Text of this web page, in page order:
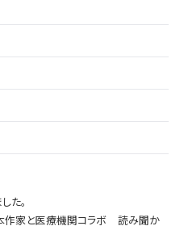
た。
作家と医療機関コラボ 読み聞か